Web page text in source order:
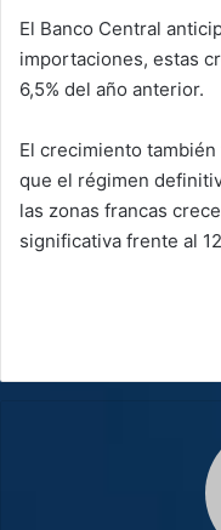
El Banco Central
importaciones, estas
6,5% del año anterior.
El crecimiento
que el régimen
las zonas francas
significativa frente al